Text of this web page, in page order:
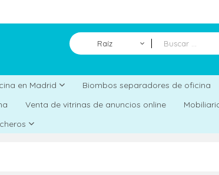
Raíz
en Madrid Biombos separadores de oficina
Venta de vitrinas de anuncios online